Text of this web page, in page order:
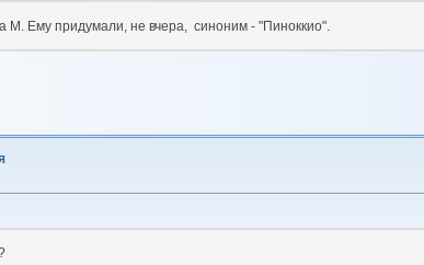
М. Ему придумали, не вчера, синоним - "Пиноккио".